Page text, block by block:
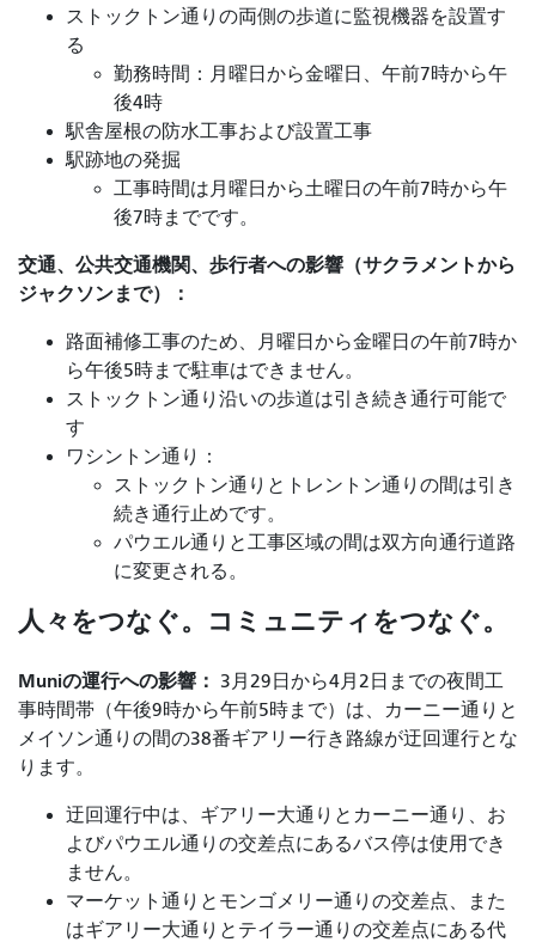
ストックトン通りの両側の歩道に監視機器を設置す
る
勤務時間：月曜日から金曜日、午前7時から午
後4時
駅舎屋根の防水工事および設置工事
駅跡地の発掘
工事時間は月曜日から土曜日の午前7時から午
後7時までです。
交通、公共交通機関、歩行者への影響（サクラメントから
ジャクソンまで）：
路面補修工事のため、月曜日から金曜日の午前7時か
ら午後5時まで駐車はできません。
ストックトン通り沿いの歩道は引き続き通行可能で
す
ワシントン通り：
ストックトン通りとトレントン通りの間は引き
続き通行止めです。
パウエル通りと工事区域の間は双方向通行道路
に変更される。
人々をつなぐ。コミュニティをつなぐ。
Muniの運行への影響：
3月29日から4月2日までの夜間工
事時間帯（午後9時から午前5時まで）は、カーニー通りと
メイソン通りの間の38番ギアリー行き路線が迂回運行とな
ります。
迂回運行中は、ギアリー大通りとカーニー通り、お
よびパウエル通りの交差点にあるバス停は使用でき
ません。
マーケット通りとモンゴメリー通りの交差点、また
はギアリー大通りとテイラー通りの交差点にある代